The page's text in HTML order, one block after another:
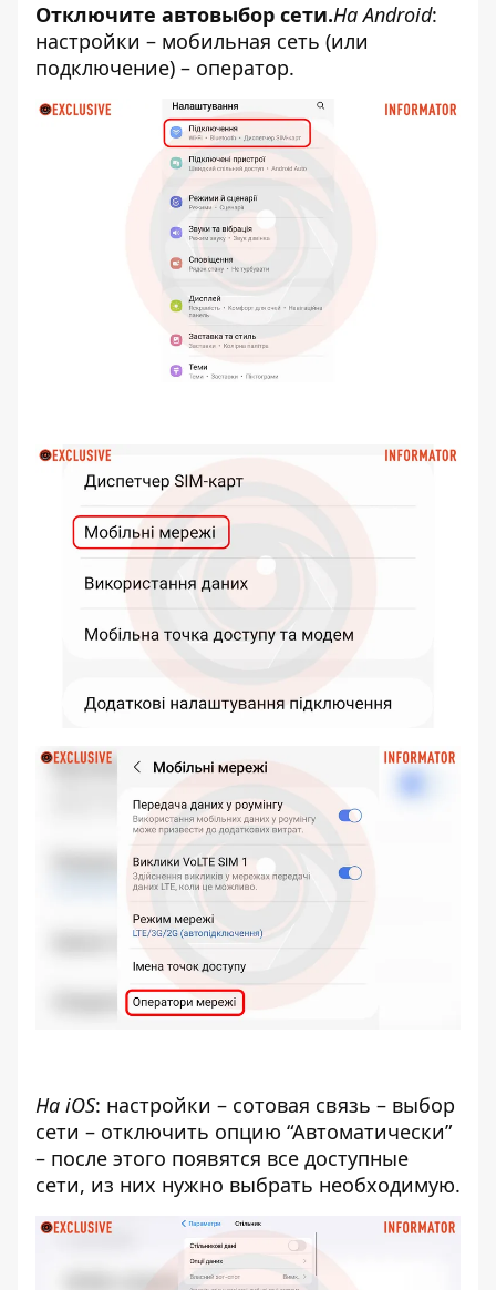
Отключите автовыбор сети.На Android:
настройки – мобильная сеть (или
подключение) – оператор.
На iOS: настройки – сотовая связь – выбор
сети – отключить опцию “Автоматически”
– после этого появятся все доступные
сети, из них нужно выбрать необходимую.